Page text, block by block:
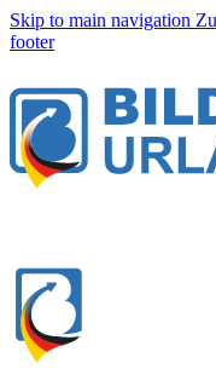
Skip to main navigation
footer